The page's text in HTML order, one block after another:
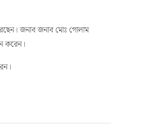
জনাব জনাব মোঃ গোলাম
করেন।